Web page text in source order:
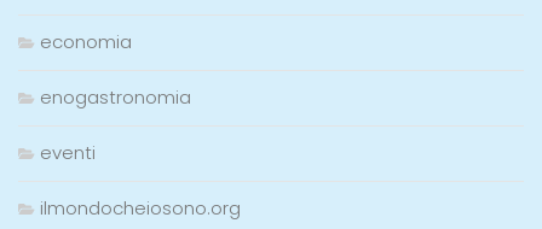
economia
enogastronomia
eventi
ilmondocheiosono.org